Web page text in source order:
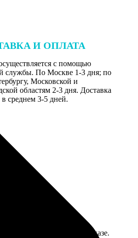
И ОПЛАТА
с помощью
службы. По Москве 1-3 дня; по
Московской и
областям 2-3 дня. Доставка
среднем 3-5 дней.
эту особенность при заказе.